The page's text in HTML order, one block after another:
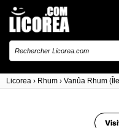
Licorea › Rhum › Vanûa Rhum